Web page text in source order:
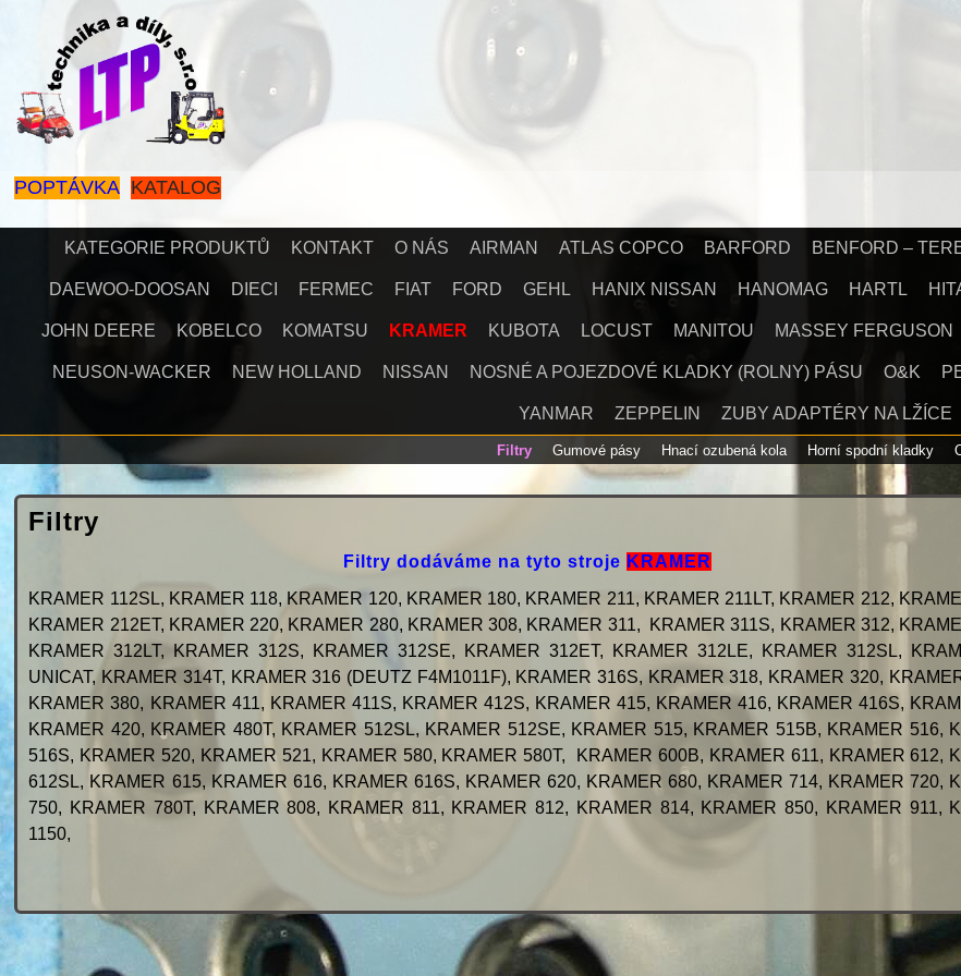
POPTÁVKA KATALOG
KATEGORIE PRODUKTŮ KONTAKT O NÁS AIRMAN ATLAS COPCO BARFORD BENFORD –
DAEWOO-DOOSAN DIECI FERMEC FIAT FORD GEHL HANIX NISSAN HANOMAG HARTL
JOHN DEERE KOBELCO KOMATSU KRAMER KUBOTA LOCUST MANITOU MASSEY FERGUSON
NEUSON-WACKER NEW HOLLAND NISSAN NOSNÉ A POJEZDOVÉ KLADKY (ROLNY) PÁSU O&K
YANMAR ZEPPELIN ZUBY ADAPTÉRY NA LŽÍCE
Filtry Gumové pásy Hnací ozubená kola Horní spodní kladky
Filtry
Filtry dodáváme na tyto stroje KRAMER
KRAMER 112SL, KRAMER 118, KRAMER 120, KRAMER 180, KRAMER 211, KRAMER 211LT, KRAMER 212,
KRAMER 212ET, KRAMER 220, KRAMER 280, KRAMER 308, KRAMER 311, KRAMER 311S, KRAMER 312,
KRAMER 312LT, KRAMER 312S, KRAMER 312SE, KRAMER 312ET, KRAMER 312LE, KRAMER 312SL,
UNICAT, KRAMER 314T, KRAMER 316 (DEUTZ F4M1011F), KRAMER 316S, KRAMER 318, KRAMER 320,
KRAMER 380, KRAMER 411, KRAMER 411S, KRAMER 412S, KRAMER 415, KRAMER 416, KRAMER 416S,
KRAMER 420, KRAMER 480T, KRAMER 512SL, KRAMER 512SE, KRAMER 515, KRAMER 515B, KRAMER 516,
516S, KRAMER 520, KRAMER 521, KRAMER 580, KRAMER 580T, KRAMER 600B, KRAMER 611, KRAMER 612,
612SL, KRAMER 615, KRAMER 616, KRAMER 616S, KRAMER 620, KRAMER 680, KRAMER 714, KRAMER 720,
750, KRAMER 780T, KRAMER 808, KRAMER 811, KRAMER 812, KRAMER 814, KRAMER 850, KRAMER 911,
1150,